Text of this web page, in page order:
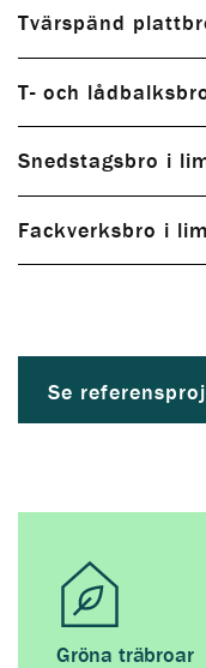
Tvärspänd
T- och
Snedstagsbro i
Fackverksbro i
Se
Gröna träbroar